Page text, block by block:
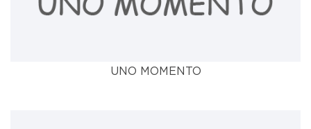
UNO MOMENTO